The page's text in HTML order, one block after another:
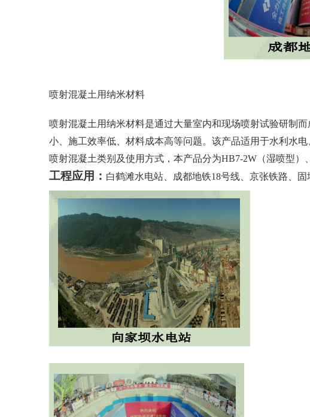
喷射混凝土用纳米材料
喷射混凝土用纳米材料是通过大量室内和现场喷射试验研制
小、施工效率低、材料成本高等问题。该产品适用于水利水
喷射混凝土类别及使用方式，本产品分为HB7-2W（湿喷型）、
工程应用 ： 白鹤滩水电站、成都地铁18号线、京张铁路、